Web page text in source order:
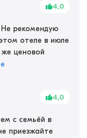
4,0
Не рекомендую
отеле в июле
ценовой
4,0
с семьёй в
приезжайте